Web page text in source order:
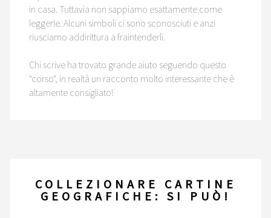
in casa. Tuttavia non sappiamo esattamente come
leggerle. Alcuni simboli ci sono sconosciuti e anzi
riusciamo addirittura a fraintenderli.
Chi scrive ha trovato grande aiuto seguendo questo
"corso", in realtà un racconto molto interessante che è
altamente consigliato!
COLLEZIONARE CARTINE
GEOGRAFICHE: SI PUÒ!